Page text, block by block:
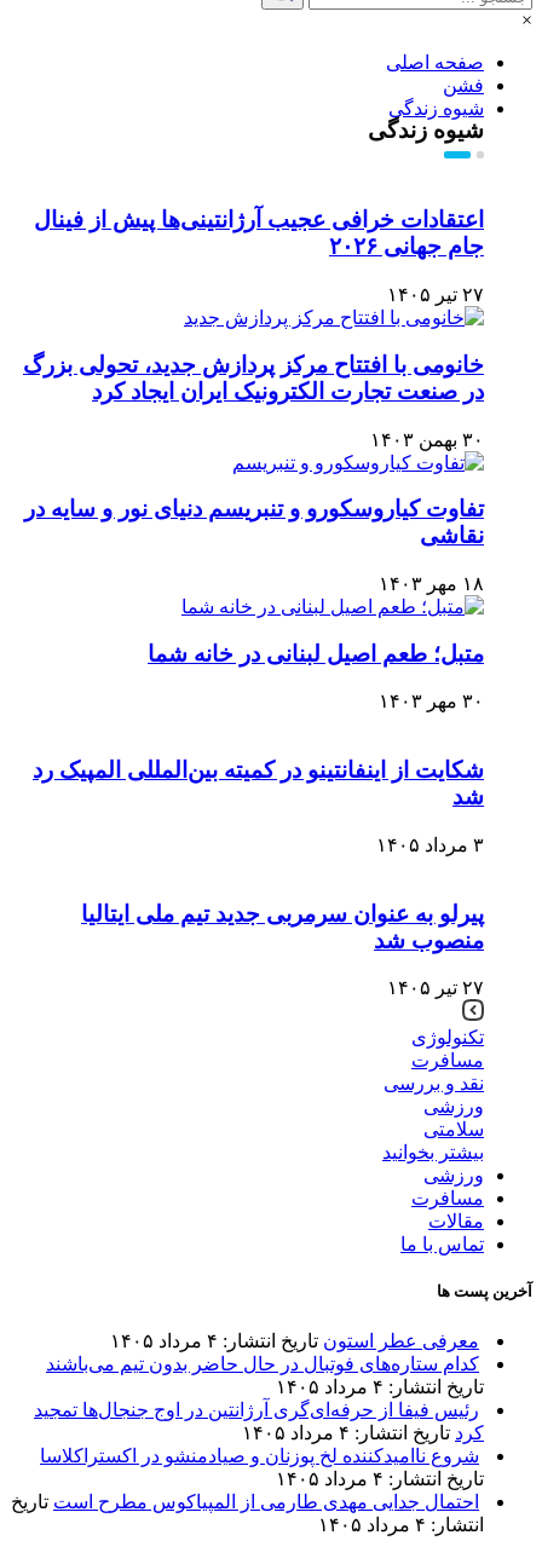
×
صفحه اصلی
فشن
شیوه زندگی
شیوه زندگی
اعتقادات خرافی عجیب آرژانتینی‌ها پیش از فینال
جام جهانی ۲۰۲۶
۲۷ تیر ۱۴۰۵
خانومی با افتتاح مرکز پردازش جدید، تحولی بزرگ
در صنعت تجارت الکترونیک ایران ایجاد کرد
۳۰ بهمن ۱۴۰۳
تفاوت کیاروسکورو و تنبریسم دنیای نور و سایه در
نقاشی
۱۸ مهر ۱۴۰۳
متبل؛ طعم اصیل لبنانی در خانه شما
۳۰ مهر ۱۴۰۳
شکایت از اینفانتینو در کمیته بین‌المللی المپیک رد
شد
۳ مرداد ۱۴۰۵
پیرلو به عنوان سرمربی جدید تیم ملی ایتالیا
منصوب شد
۲۷ تیر ۱۴۰۵
تکنولوژی
مسافرت
نقد و بررسی
ورزشی
سلامتی
بیشتر بخوانید
ورزشی
مسافرت
مقالات
تماس با ما
آخرین پست ها
معرفی عطر استون تاریخ انتشار: ۴ مرداد ۱۴۰۵
کدام ستاره‌های فوتبال در حال حاضر بدون تیم می‌باشند
تاریخ انتشار: ۴ مرداد ۱۴۰۵
رئیس فیفا از حرفه‌ای‌گری آرژانتین در اوج جنجال‌ها تمجید
کرد تاریخ انتشار: ۴ مرداد ۱۴۰۵
شروع ناامیدکننده لخ پوزنان و صیادمنشو در اکستراکلاسا
تاریخ انتشار: ۴ مرداد ۱۴۰۵
احتمال جدایی مهدی طارمی از المپیاکوس مطرح است تاریخ
انتشار: ۴ مرداد ۱۴۰۵